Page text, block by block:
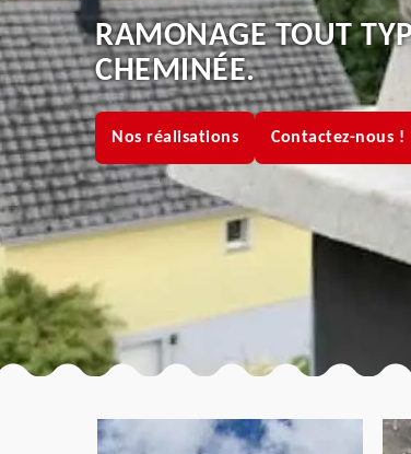
RAMONAGE TOUT
CHEMINÉE.
Nos réalisations Contactez-nous !